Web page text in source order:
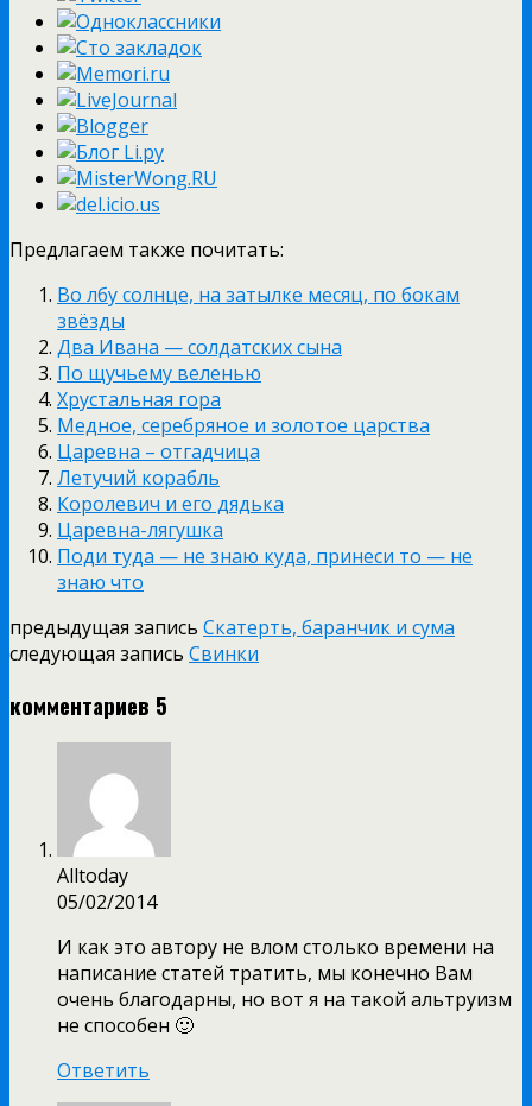
Предлагаем также почитать:
Во лбу солнце, на затылке месяц, по бокам
звёзды
Два Ивана — солдатских сына
По щучьему веленью
Хрустальная гора
Медное, серебряное и золотое царства
Царевна – отгадчица
Летучий корабль
Королевич и его дядька
Царевна-лягушка
Поди туда — не знаю куда, принеси то — не
знаю что
предыдущая запись Скатерть, баранчик и сума
следующая запись Свинки
комментариев 5
Alltoday
05/02/2014
И как это автору не влом столько времени на
написание статей тратить, мы конечно Вам
очень благодарны, но вот я на такой альтруизм
не способен 🙂
Ответить